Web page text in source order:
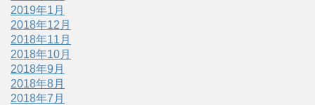
2019年1月
2018年12月
2018年11月
2018年10月
2018年9月
2018年8月
2018年7月